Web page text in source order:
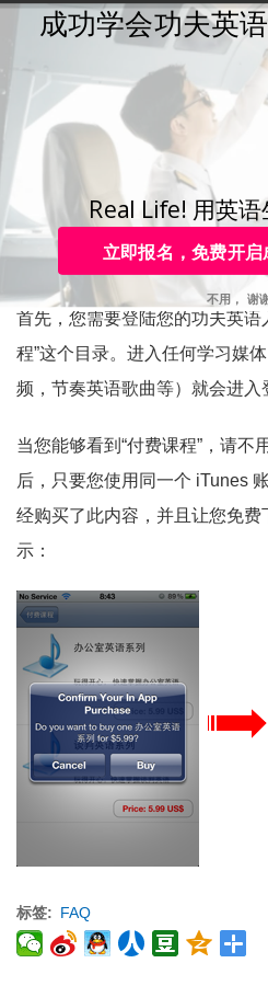
Toggle
navigation
咨询热线：
4006-979-088 或
升级功夫英语
不到之前购
如何解决？
首先，您需要登陆您的功夫英语
程”这个目录。进入任何学习媒
频，节奏英语歌曲等）就会进入
当您能够看到“付费课程”，请不
后，只要您使用同一个 iTunes
经购买了此内容，并且让您免
示：
标签 FAQ
立即报名，免费开
成功学会功夫英语
Real Life! 用英语
不用， 谢